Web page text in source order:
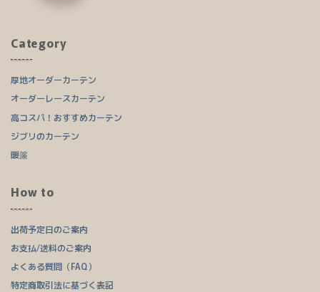
Category
厚地オーダーカーテン
オーダーレースカーテン
高コスパ！おすすめカーテン
ジブリのカーテン
暖簾
How to
出荷予定日のご案内
お支払/送料のご案内
よくある質問（FAQ）
特定商取引法に基づく表記